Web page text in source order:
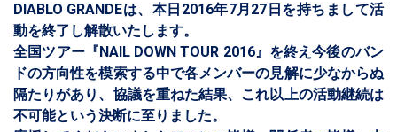
DIABLO GRANDEは、本日2016年7月27日を持ちまして活
動を終了し解散いたします。
全国ツアー『NAIL DOWN TOUR 2016』を終え今後のバン
ドの方向性を模索する中で各メンバーの見解に少なからぬ
隔たりがあり、協議を重ねた結果、これ以上の活動継続は
不可能という決断に至りました。